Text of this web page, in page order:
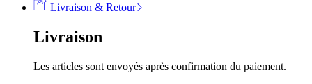
Livraison & Retour
Livraison
Les articles sont envoyés après confirmation du paiement.